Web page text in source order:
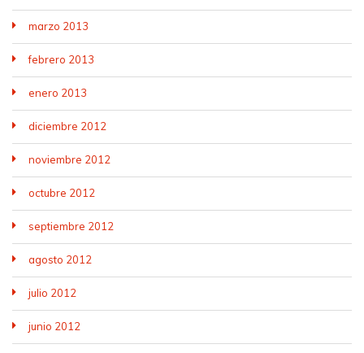
marzo 2013
febrero 2013
enero 2013
diciembre 2012
noviembre 2012
octubre 2012
septiembre 2012
agosto 2012
julio 2012
junio 2012